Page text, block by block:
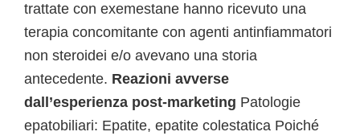
trattate con exemestane hanno ricevuto una
terapia concomitante con agenti antinfiammatori
non steroidei e/o avevano una storia
antecedente. Reazioni avverse
dall’esperienza post-marketing Patologie
epatobiliari: Epatite, epatite colestatica Poiché